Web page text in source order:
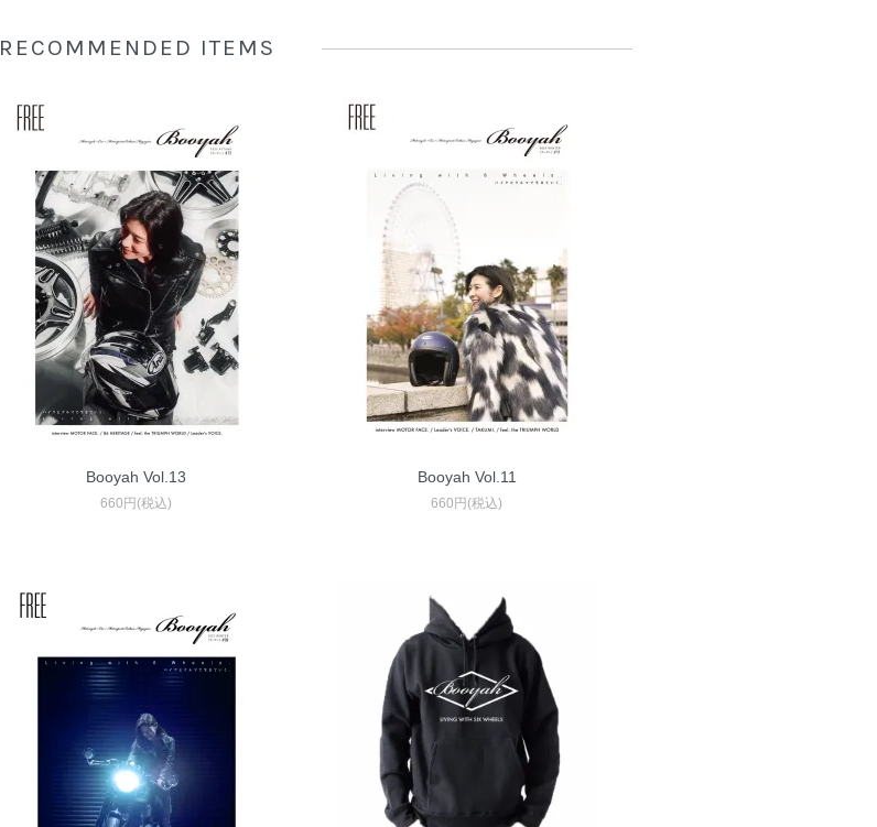
RECOMMENDED ITEMS
Booyah Vol.13
660円(税込)
Booyah Vol.11
660円(税込)